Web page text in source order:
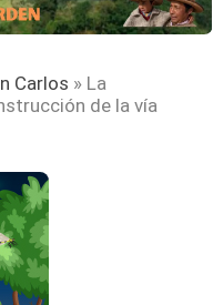
Carlos » La
de la vía